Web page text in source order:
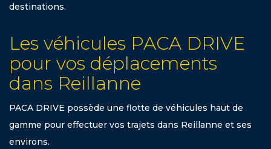
destinations.
Les véhicules PACA DRIVE
pour vos déplacements
dans Reillanne
PACA DRIVE possède une flotte de véhicules haut de
gamme pour effectuer vos trajets dans Reillanne et ses
environs.